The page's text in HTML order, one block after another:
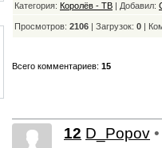
Категория: Королёв - ТВ | Добавил:
Просмотров: 2106 | Загрузок: 0 |
Всего комментариев: 15
12 D_Popov